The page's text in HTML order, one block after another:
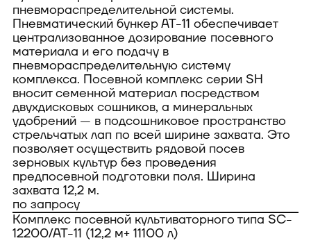
пневмораспределительной системы.
Пневматический бункер АТ-11 обеспечивает
централизованное дозирование посевного
материала и его подачу в
пневмораспределительную систему
комплекса. Посевной комплекс серии SH
вносит семенной материал посредством
двухдисковых сошников, а минеральных
удобрений — в подсошниковое пространство
стрельчатых лап по всей ширине захвата. Это
позволяет осуществить рядовой посев
зерновых культур без проведения
предпосевной подготовки поля. Ширина
захвата 12,2 м.
по запросу
Комплекс посевной культиваторного типа SC-
12200/АТ-11 (12,2 м+ 11100 л)